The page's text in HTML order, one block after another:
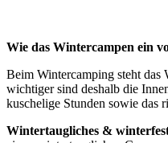
Wie das Wintercampen ein
Beim Wintercamping steht
wichtiger sind deshalb die
kuschelige Stunden sowie das
Wintertaugliches &